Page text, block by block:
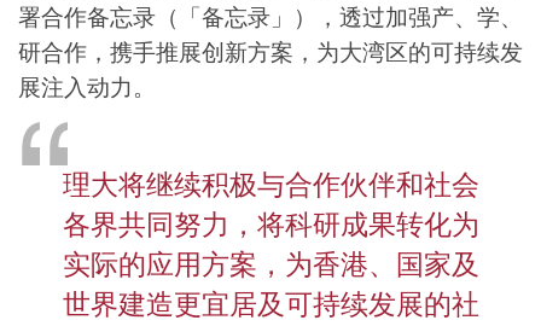
署合作备忘录（「备忘录」），透过加强产、学、
研合作，携手推展创新方案，为大湾区的可持续发
展注入动力。
理大将继续积极与合作伙伴和社会
各界共同努力，将科研成果转化为
实际的应用方案，为香港、国家及
世界建造更宜居及可持续发展的社